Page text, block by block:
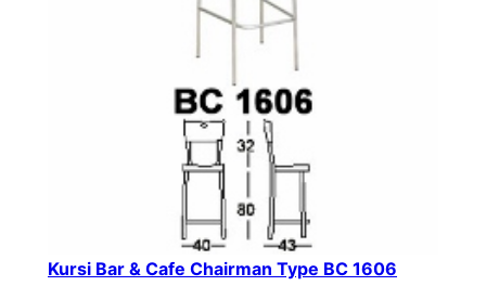
Kursi Bar & Cafe Chairman Type BC 1606